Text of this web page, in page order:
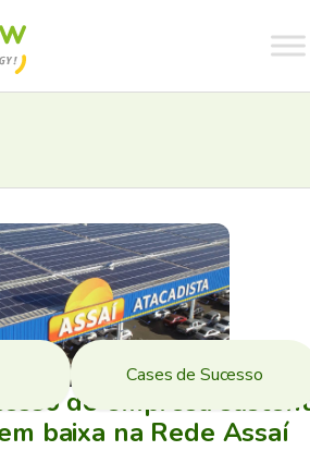
de empresa
baixa na Rede Assaí
Cases de Sucesso